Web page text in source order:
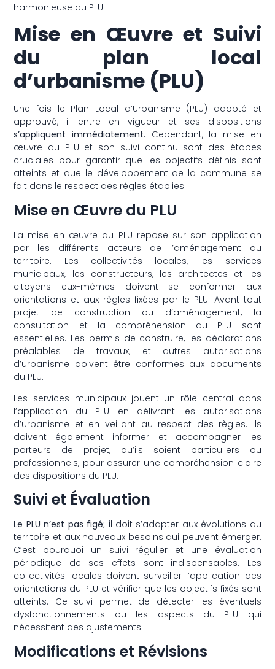
harmonieuse du PLU.
Mise en Œuvre et Suivi
du plan local
d’urbanisme (PLU)
Une fois le Plan Local d’Urbanisme (PLU) adopté et
approuvé, il entre en vigueur et ses dispositions
s’appliquent immédiatement. Cependant, la mise en
œuvre du PLU et son suivi continu sont des étapes
cruciales pour garantir que les objectifs définis sont
atteints et que le développement de la commune se
fait dans le respect des règles établies.
Mise en Œuvre du PLU
La mise en œuvre du PLU repose sur son application
par les différents acteurs de l’aménagement du
territoire. Les collectivités locales, les services
municipaux, les constructeurs, les architectes et les
citoyens eux-mêmes doivent se conformer aux
orientations et aux règles fixées par le PLU. Avant tout
projet de construction ou d’aménagement, la
consultation et la compréhension du PLU sont
essentielles. Les permis de construire, les déclarations
préalables de travaux, et autres autorisations
d’urbanisme doivent être conformes aux documents
du PLU.
Les services municipaux jouent un rôle central dans
l’application du PLU en délivrant les autorisations
d’urbanisme et en veillant au respect des règles. Ils
doivent également informer et accompagner les
porteurs de projet, qu’ils soient particuliers ou
professionnels, pour assurer une compréhension claire
des dispositions du PLU.
Suivi et Évaluation
Le PLU n’est pas figé; il doit s’adapter aux évolutions du
territoire et aux nouveaux besoins qui peuvent émerger.
C’est pourquoi un suivi régulier et une évaluation
périodique de ses effets sont indispensables. Les
collectivités locales doivent surveiller l’application des
orientations du PLU et vérifier que les objectifs fixés sont
atteints. Ce suivi permet de détecter les éventuels
dysfonctionnements ou les aspects du PLU qui
nécessitent des ajustements.
Modifications et Révisions